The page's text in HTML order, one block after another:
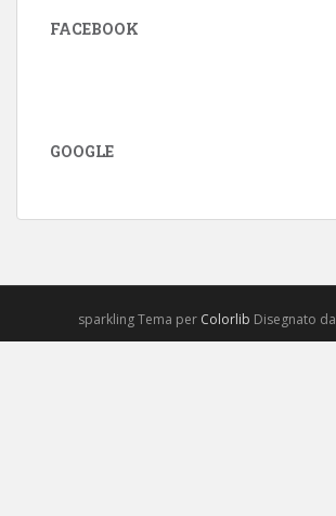
FACEBOOK
GOOGLE
sparkling Tema per Colorlib Disegnato da